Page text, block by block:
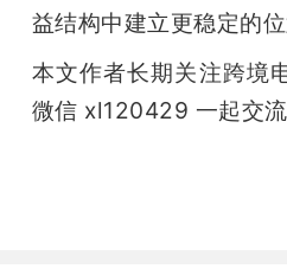
益结构中建立更稳定的位
本文作者长期关注跨境
微信 xl120429 一起交流